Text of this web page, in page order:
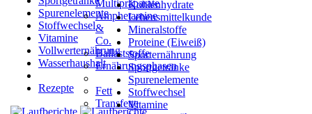
Spurenelemente
Stoffwechsel
Vitamine
Vollwerternährung
Wasserhaushalt
Rezepte
Multipräparate
Amphetamine
&
Co.
Ballaststoffe
Ernährungsphasen
Fett
Transfette
Kohlenhydrate
Lebensmittelkunde
Mineralstoffe
Proteine (Eiweiß)
Sporternährung
Sportgetränke
Spurenelemente
Stoffwechsel
Vitamine